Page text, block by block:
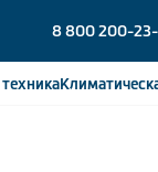
8 800 200-
техника